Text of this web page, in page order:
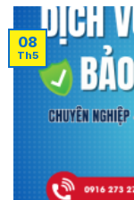
08
Th5